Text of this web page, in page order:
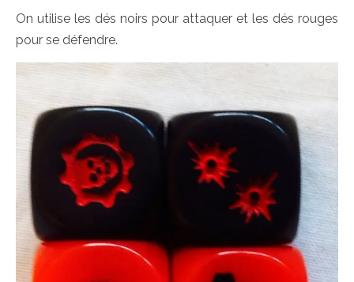
On utilise les dés noirs pour attaquer et les dés rouges
pour se défendre.